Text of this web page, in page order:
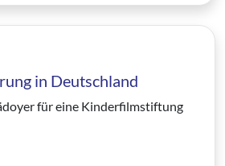
in Deutschland
für eine Kinderfilmstiftung